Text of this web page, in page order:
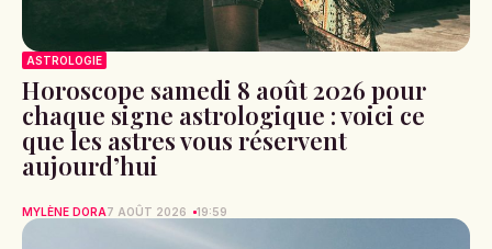
ASTROLOGIE
Horoscope samedi 8 août 2026 pour
chaque signe astrologique : voici ce
que les astres vous réservent
aujourd’hui
MYLÈNE DORA7 AOÛT 2026 19:59